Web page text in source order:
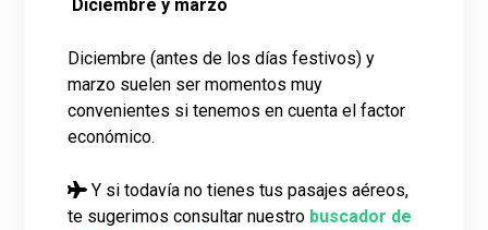
Diciembre y marzo
Diciembre (antes de los días festivos) y
marzo suelen ser momentos muy
convenientes si tenemos en cuenta el factor
económico.
Y si todavía no tienes tus pasajes aéreos,
te sugerimos consultar nuestro buscador de